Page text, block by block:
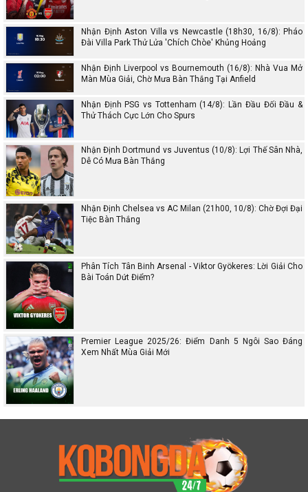
Nhận Định Aston Villa vs Newcastle (18h30, 16/8): Pháo
Đài Villa Park Thử Lửa 'Chích Chòe' Khủng Hoảng
Nhận Định Liverpool vs Bournemouth (16/8): Nhà Vua Mở
Màn Mùa Giải, Chờ Mưa Bàn Thắng Tại Anfield
Nhận Định PSG vs Tottenham (14/8): Lần Đầu Đối Đầu &
Thử Thách Cực Lớn Cho Spurs
Nhận Định Dortmund vs Juventus (10/8): Lợi Thế Sân Nhà,
Dễ Có Mưa Bàn Thắng
Nhận Định Chelsea vs AC Milan (21h00, 10/8): Chờ Đợi Đại
Tiệc Bàn Thắng
Phân Tích Tân Binh Arsenal - Viktor Gyökeres: Lời Giải Cho
Bài Toán Dứt Điểm?
Premier League 2025/26: Điểm Danh 5 Ngôi Sao Đáng
Xem Nhất Mùa Giải Mới